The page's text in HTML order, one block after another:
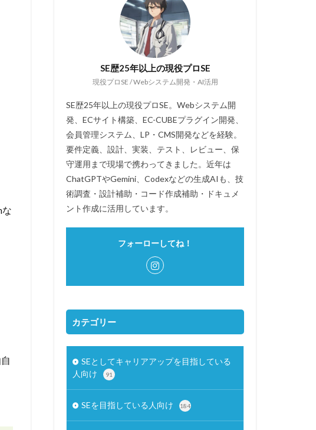
SE歴25年以上の現役プロSE
現役プロSE / Webシステム開発・AI活用
SE歴25年以上の現役プロSE。Webシステム開
発、ECサイト構築、EC-CUBEプラグイン開発、
会員管理システム、LP・CMS開発などを経験。
要件定義、設計、実装、テスト、レビュー、保
守運用まで現場で携わってきました。近年は
ChatGPTやGemini、Codexなどの生成AIも、技
術調査・設計補助・コード作成補助・ドキュメ
ント作成に活用しています。
フォーローしてね！
カテゴリー
SEとしてキャリアアップを目指している
人向け
91
SEを目指している人向け 184